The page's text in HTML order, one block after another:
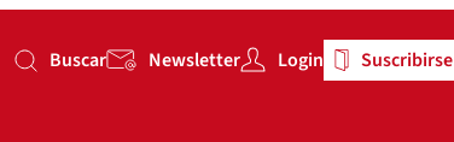
Buscar
Buscar Newsletter Login Suscribirse